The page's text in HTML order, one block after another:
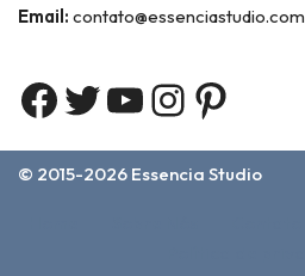
Email: contato@essenciastudio.com
© 2015-2026 Essencia Studio